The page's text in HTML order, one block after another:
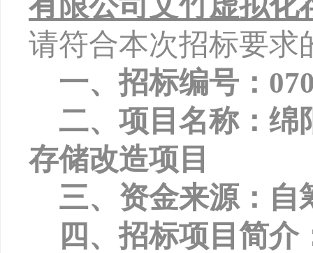
请符合本次招标要求
一、招标编号：
二、项目名称： 绵
存储改造项目
三、资金来源：自
四、招标项目简